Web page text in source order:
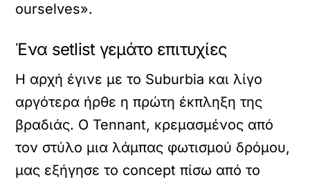
ourselves».
Ένα setlist γεμάτο επιτυχίες
Η αρχή έγινε με το Suburbia και λίγο
αργότερα ήρθε η πρώτη έκπληξη της
βραδιάς. Ο Tennant, κρεμασμένος από
τον στύλο μια λάμπας φωτισμού δρόμου,
μας εξήγησε το concept πίσω από το